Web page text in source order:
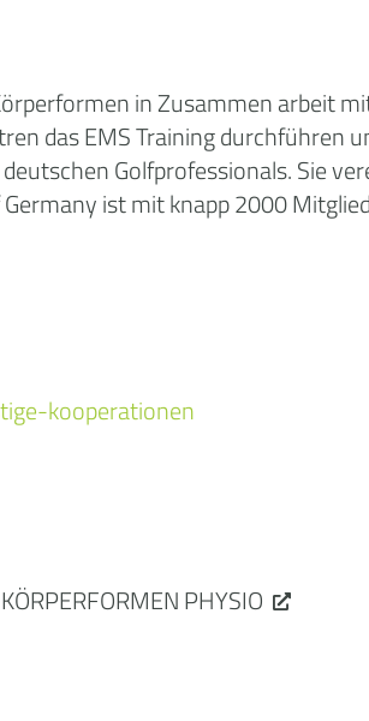
in Zusammen arbeit
das EMS Training durchführen
Golfprofessionals. Sie
ist mit knapp 2000
kooperationen
KÖRPERFORMEN PHYSIO